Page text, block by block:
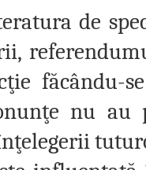
de
nu au